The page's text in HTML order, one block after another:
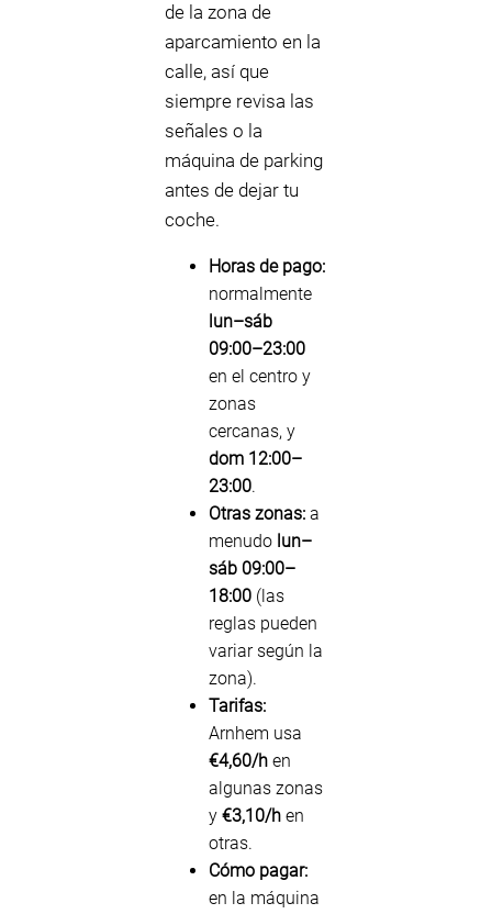
de la zona de
aparcamiento en la
calle, así que
siempre revisa las
señales o la
máquina de parking
antes de dejar tu
coche.
Horas de pago:
normalmente
lun–sáb
09:00–23:00
en el centro y
zonas
cercanas, y
dom 12:00–
23:00.
Otras zonas: a
menudo lun–
sáb 09:00–
18:00 (las
reglas pueden
variar según la
zona).
Tarifas:
Arnhem usa
€4,60/h en
algunas zonas
y €3,10/h en
otras.
Cómo pagar:
en la máquina